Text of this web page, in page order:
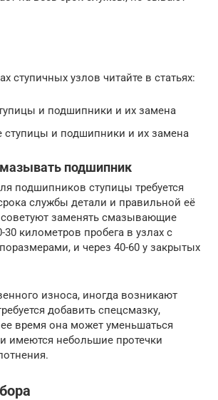
ступичных узлов читайте в статьях:
и подшипники и их замена
ступицы и подшипники и их замена
подшипник
подшипников ступицы требуется
службы детали и правильной её
заменять смазывающие
30 километров пробега в узлах с
и через 40-60 у закрытых
износа, иногда возникают
добавить спецсмазку,
время она может уменьшаться
имеются небольшие протечки